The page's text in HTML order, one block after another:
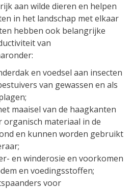
aan wilde dieren en helpen
in het landschap met elkaar
hebben ook belangrijke
van
en voedsel aan insecten
van gewassen en als
maaisel van de haagkanten
organisch materiaal in de
en kunnen worden gebruikt
en winderosie en voorkomen
en voedingsstoffen;
voor